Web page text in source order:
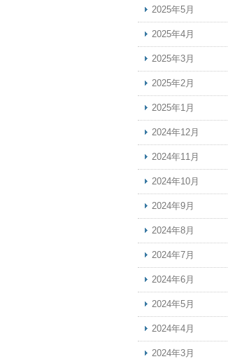
2025年5月
2025年4月
2025年3月
2025年2月
2025年1月
2024年12月
2024年11月
2024年10月
2024年9月
2024年8月
2024年7月
2024年6月
2024年5月
2024年4月
2024年3月